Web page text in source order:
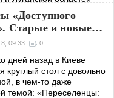
«паспорта
«Доступного
Старые и новые…
09:33 0
дней назад в Киеве
круглый стол с довольно
в чем-то даже
темой: «Переселенцы: